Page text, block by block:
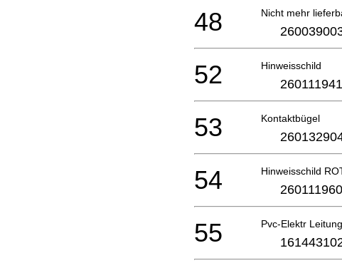
Nicht mehr
48
Hinweisschild
52
Kontaktbügel
53
Hinweisschild
54
Pvc-Elektr
55